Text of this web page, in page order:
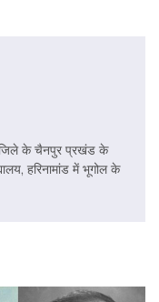
के चैनपुर प्रखंड के
हरिनामांड में भूगोल के